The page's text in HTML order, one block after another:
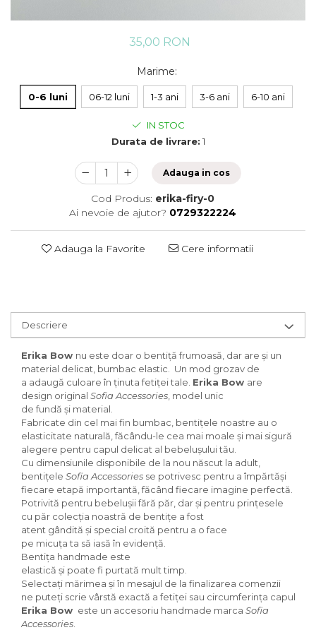
35,00 RON
Marime:
0-6 luni 06-12 luni 1-3 ani 3-6 ani 6-10 ani
IN STOC
Durata de livrare: 1
Adauga in cos
Cod Produs: erika-firy-0
Ai nevoie de ajutor? 0729322224
Adauga la Favorite Cere informatii
Descriere
Erika Bow nu este doar o bentiță frumoasă, dar are și un
material delicat, bumbac elastic. Un mod grozav de
a adaugă culoare în ținuta fetiței tale. Erika Bow are
design original Sofia Accessories , model unic
de fundă și material.
Fabricate din cel mai fin bumbac, bentițele noastre au o
elasticitate naturală, făcându-le cea mai moale și mai sigură
alegere pentru capul delicat al bebelușului tău.
Cu dimensiunile disponibile de la nou născut la adult,
bentițele Sofia Accessories se potrivesc pentru a împărtăși
fiecare etapă importantă, făcând fiecare imagine perfectă.
Potrivită pentru bebelușii fără păr, dar și pentru prințesele
cu păr colecția noastră de bentițe a fost
atent gândită și special croită pentru a o face
pe micuța ta să iasă în evidență.
Bentița handmade este
elastică și poate fi purtată mult timp.
Selectați mărimea și în mesajul de la finalizarea comenzii
ne puteți scrie vârstă exactă a fetiței sau circumferința capului.
Erika Bow este un accesoriu handmade marca Sofia
Accessories